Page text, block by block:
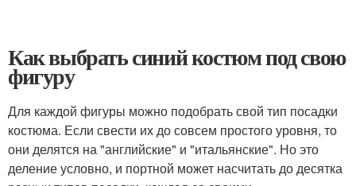
Как выбрать синий костюм под свою
фигуру
Для каждой фигуры можно подобрать свой тип посадки
костюма. Если свести их до совсем простого уровня, то
они делятся на "английские" и "итальянские". Но это
деление условно, и портной может насчитать до десятка